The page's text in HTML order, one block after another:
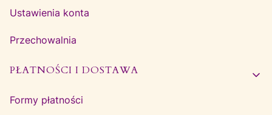
Ustawienia konta
Przechowalnia
PŁATNOŚCI I DOSTAWA
Formy płatności